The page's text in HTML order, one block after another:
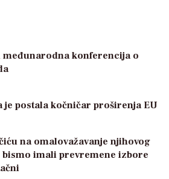
međunarodna konferencija o
je postala kočničar proširenja EU
na omalovažavanje njihovog
bismo imali prevremene izbore